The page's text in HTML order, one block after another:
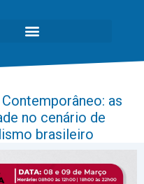
as
no cenário de
brasileiro